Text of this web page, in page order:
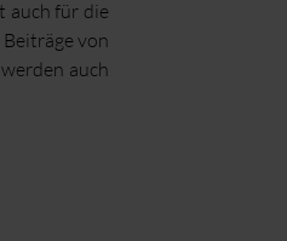
auch für die
von
auch